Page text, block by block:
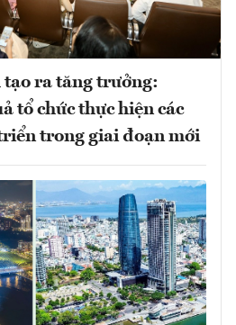
tạo ra tăng trưởng:
tổ chức thực hiện các
trong giai đoạn mới